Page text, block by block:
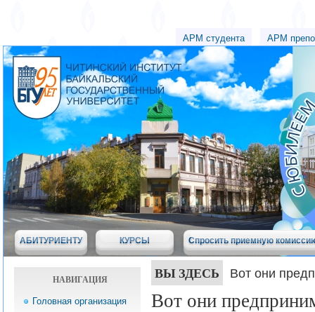
АРМ студента АРМ
АБИТУРИЕНТУ КУРСЫ Спросить приемную
НАВИГАЦИЯ
Головная организация
ВЫ ЗДЕСЬ Вот они
Вот они